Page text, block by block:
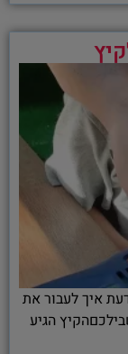
איך לעבור את
הגיע